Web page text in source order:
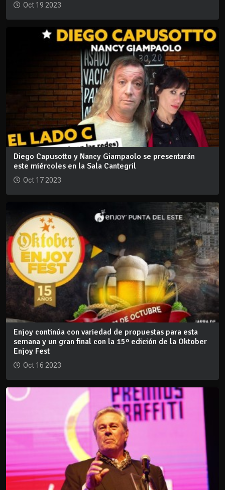
Oct 19 2023
Diego Capusotto y Nancy Giampaolo se presentarán
este miércoles en la Sala Cantegril
Oct 17 2023
Enjoy continúa con variedad de propuestas para esta
semana y un gran final con la 15º edición de la Oktober
Enjoy Fest
Oct 16 2023